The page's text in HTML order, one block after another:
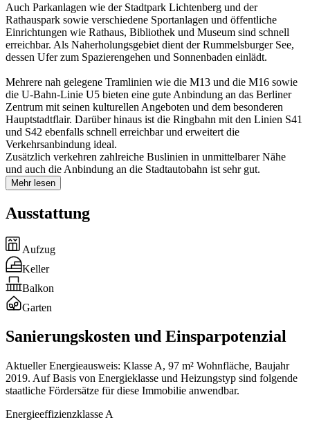
Auch Parkanlagen wie der Stadtpark Lichtenberg und der
Rathauspark sowie verschiedene Sportanlagen und öffentliche
Einrichtungen wie Rathaus, Bibliothek und Museum sind schnell
erreichbar. Als Naherholungsgebiet dient der Rummelsburger See,
dessen Ufer zum Spazierengehen und Sonnenbaden einlädt.
Mehrere nah gelegene Tramlinien wie die M13 und die M16 sowie
die U-Bahn-Linie U5 bieten eine gute Anbindung an das Berliner
Zentrum mit seinen kulturellen Angeboten und dem besonderen
Hauptstadtflair. Darüber hinaus ist die Ringbahn mit den Linien S41
und S42 ebenfalls schnell erreichbar und erweitert die
Verkehrsanbindung ideal.
Zusätzlich verkehren zahlreiche Buslinien in unmittelbarer Nähe
und auch die Anbindung an die Stadtautobahn ist sehr gut.
Mehr lesen
Ausstattung
Aufzug
Keller
Balkon
Garten
Sanierungskosten und Einsparpotenzial
Aktueller Energieausweis: Klasse A, 97 m² Wohnfläche, Baujahr
2019. Auf Basis von Energieklasse und Heizungstyp sind folgende
staatliche Fördersätze für diese Immobilie anwendbar.
Energieeffizienzklasse A